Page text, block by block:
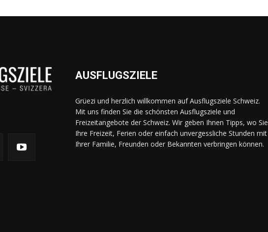
AUSFLUGSZIELE
Grüezi und herzlich willkommen auf Ausflugsziele Schweiz.
Mit uns finden Sie die schönsten Ausflugsziele und
Freizeitangebote der Schweiz. Wir geben Ihnen Tipps, wo Sie
Ihre Freizeit, Ferien oder einfach unvergessliche Stunden mit
Ihrer Familie, Freunden oder Bekannten verbringen können.